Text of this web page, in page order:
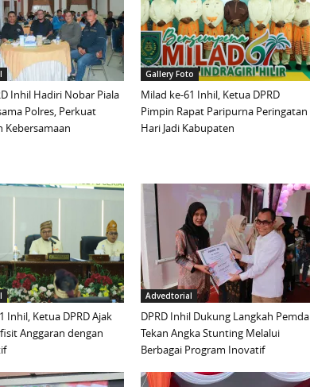
Inhil Hadiri Nobar Piala
Polres, Perkuat
Kebersamaan
Gallery Foto
Milad ke-61 Inhil, Ketua DPRD
Pimpin Rapat Paripurna Peringatan
Hari Jadi Kabupaten
Inhil, Ketua DPRD Ajak
Anggaran dengan
Advedtorial
DPRD Inhil Dukung Langkah Pemda
Tekan Angka Stunting Melalui
Berbagai Program Inovatif